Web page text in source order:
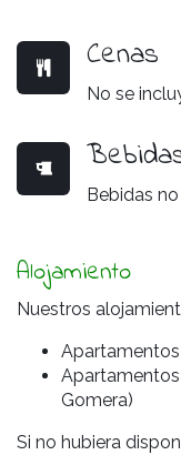
Cenas
No se
Bebidas
Alojamiento
Nuestros
Apartamentos
Apartamentos
Gomera)
Si no hubiera